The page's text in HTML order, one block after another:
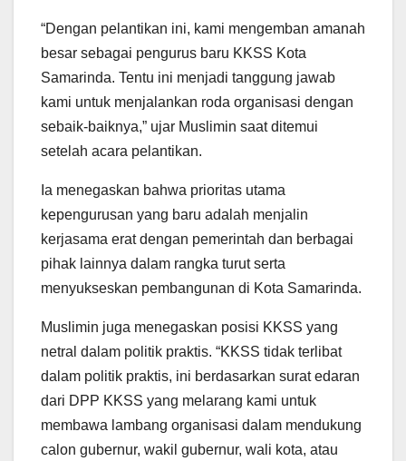
“Dengan pelantikan ini, kami mengemban amanah
besar sebagai pengurus baru KKSS Kota
Samarinda. Tentu ini menjadi tanggung jawab
kami untuk menjalankan roda organisasi dengan
sebaik-baiknya,” ujar Muslimin saat ditemui
setelah acara pelantikan.
Ia menegaskan bahwa prioritas utama
kepengurusan yang baru adalah menjalin
kerjasama erat dengan pemerintah dan berbagai
pihak lainnya dalam rangka turut serta
menyukseskan pembangunan di Kota Samarinda.
Muslimin juga menegaskan posisi KKSS yang
netral dalam politik praktis. “KKSS tidak terlibat
dalam politik praktis, ini berdasarkan surat edaran
dari DPP KKSS yang melarang kami untuk
membawa lambang organisasi dalam mendukung
calon gubernur, wakil gubernur, wali kota, atau